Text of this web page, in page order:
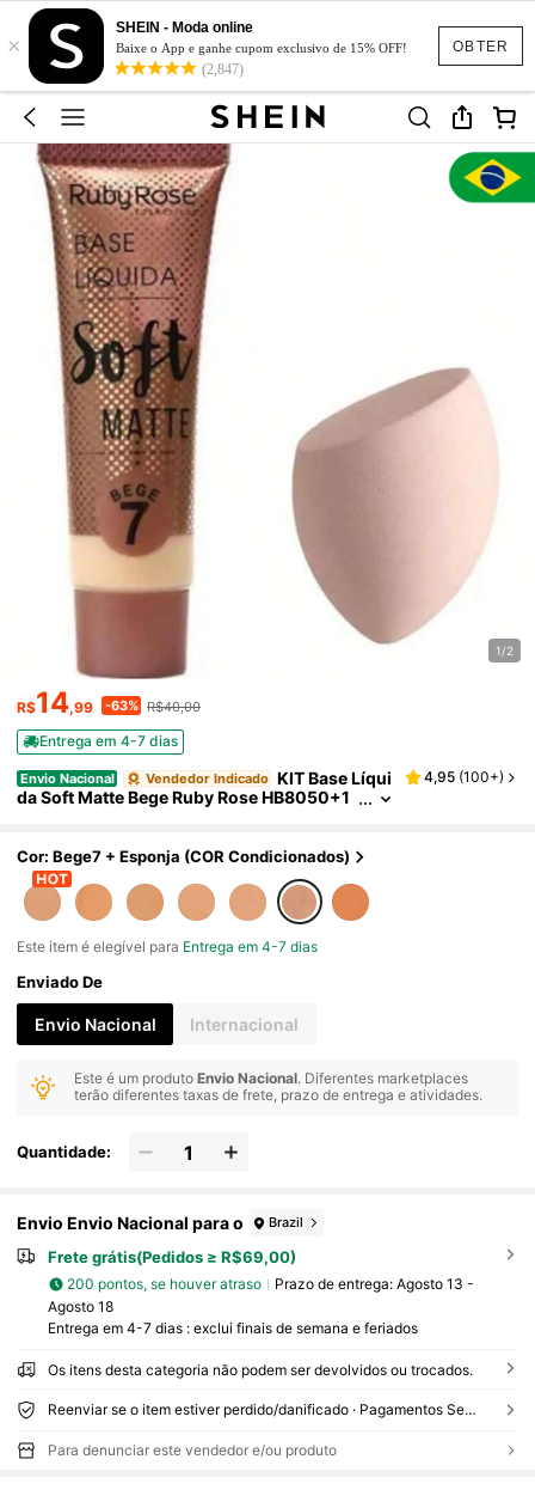
OBTER
×
SHEIN - Moda online
Baixe o App e ganhe cupom exclusivo de 15% OFF!
(2,847)
1/2
R$14,99 -63% R$40,00
Entrega em 4-7 dias
Envio Nacional Vendedor Indicado KIT Base Líqui
da Soft Matte Bege Ruby Rose HB8050+1
4,95 (100+)
Cor: Bege7 + Esponja (COR Condicionados)
Este item é elegível para Entrega em 4-7 dias
Enviado De
Envio Nacional Internacional
Este é um produtoEnvio Nacional. Diferentes marketplaces
terão diferentes taxas de frete, prazo de entrega e atividades.
Quantidade:
Envio Envio Nacional para o Brazil
Frete grátis(Pedidos ≥ R$69,00)
200 pontos, se houver atraso Prazo de entrega: Agosto 13 -
Agosto 18
Entrega em 4-7 dias : exclui finais de semana e feriados
Os itens desta categoria não podem ser devolvidos ou trocados.
Reenviar se o item estiver perdido/danificado · Pagamentos Seguros · Proteção de privacidade
Para denunciar este vendedor e/ou produto